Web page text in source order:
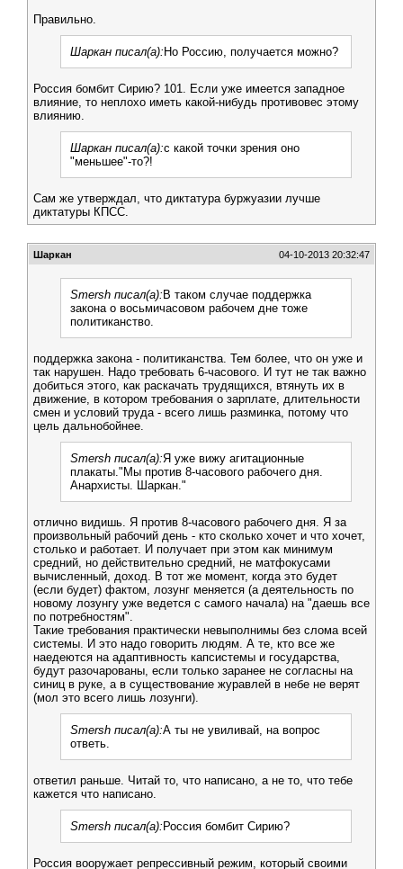
Правильно.
Шаркан писал(а): Но Россию, получается можно?
Россия бомбит Сирию? 101. Если уже имеется западное
влияние, то неплохо иметь какой-нибудь противовес этому
влиянию.
Шаркан писал(а):с какой точки зрения оно
"меньшее"-то?!
Сам же утверждал, что диктатура буржуазии лучше
диктатуры КПСС.
Шаркан 04-10-2013 20:32:47
Smersh писал(а): В таком случае поддержка
закона о восьмичасовом рабочем дне тоже
политиканство.
поддержка закона - политиканства. Тем более, что он уже и
так нарушен. Надо требовать 6-часового. И тут не так важно
добиться этого, как раскачать трудящихся, втянуть их в
движение, в котором требования о зарплате, длительности
смен и условий труда - всего лишь разминка, потому что
цель дальнобойнее.
Smersh писал(а):Я уже вижу агитационные
плакаты."Мы против 8-часового рабочего дня.
Анархисты. Шаркан."
отлично видишь. Я против 8-часового рабочего дня. Я за
произвольный рабочий день - кто сколько хочет и что хочет,
столько и работает. И получает при этом как минимум
средний, но действительно средний, не матфокусами
вычисленный, доход. В тот же момент, когда это будет
(если будет) фактом, лозунг меняется (а деятельность по
новому лозунгу уже ведется с самого начала) на "даешь все
по потребностям".
Такие требования практически невыполнимы без слома всей
системы. И это надо говорить людям. А те, кто все же
наедеются на адаптивность капсистемы и государства,
будут разочарованы, если только заранее не согласны на
синиц в руке, а в существование журавлей в небе не верят
(мол это всего лишь лозунги).
Smersh писал(а):А ты не увиливай, на вопрос
ответь.
ответил раньше. Читай то, что написано, а не то, что тебе
кажется что написано.
Smersh писал(а): Россия бомбит Сирию?
Россия вооружает репрессивный режим, который своими